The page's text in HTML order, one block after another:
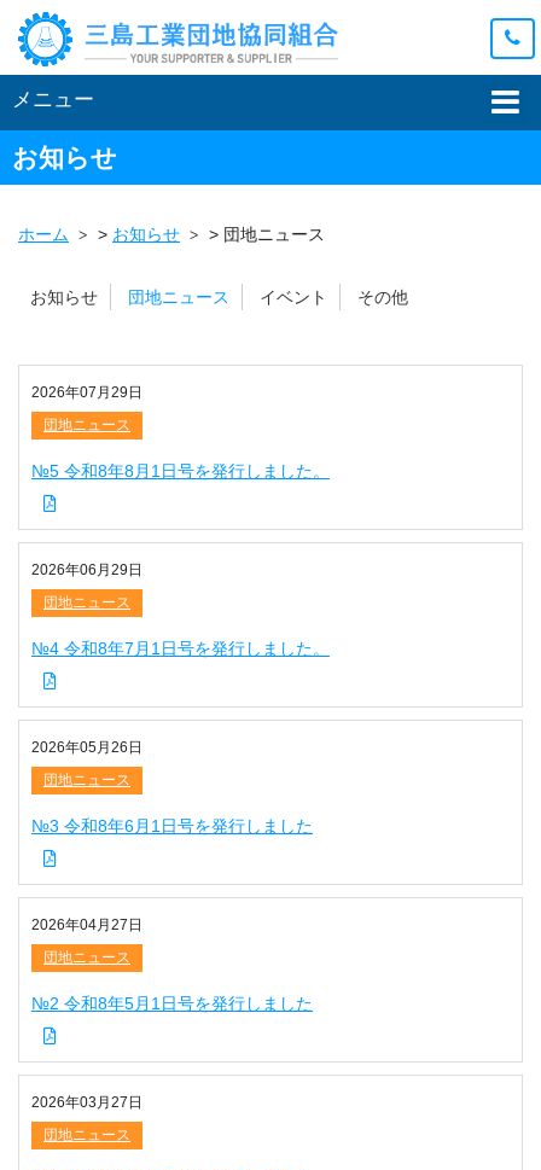
メニュー
お知らせ
ホーム > お知らせ > 団地ニュース
お知らせ 団地ニュース イベント その他
2026年07月29日
団地ニュース
№5 令和8年8月1日号を発行しました。
2026年06月29日
団地ニュース
№4 令和8年7月1日号を発行しました。
2026年05月26日
団地ニュース
№3 令和8年6月1日号を発行しました
2026年04月27日
団地ニュース
№2 令和8年5月1日号を発行しました
2026年03月27日
団地ニュース